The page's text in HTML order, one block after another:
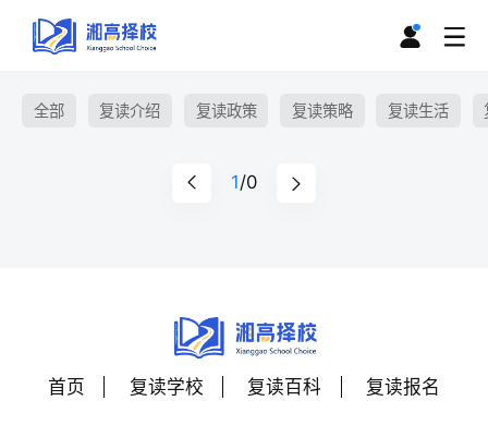
全部 复读介绍 复读政策 复读策略 复读生活
1/0
首页 复读学校 复读百科 复读报名